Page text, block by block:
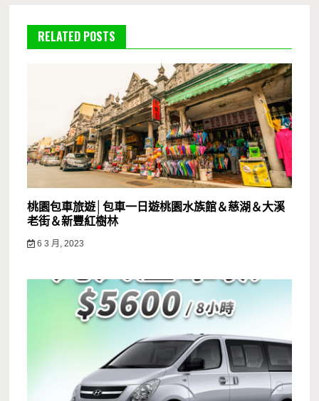
RELATED POSTS
桃園包車旅遊│包車一日遊桃園水族館＆慈湖＆大溪
老街＆新豐紅樹林
6 3 月, 2023